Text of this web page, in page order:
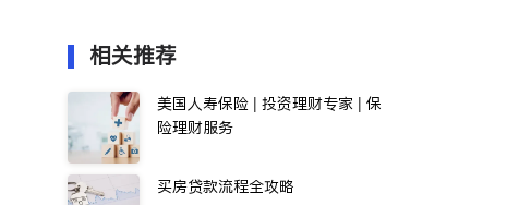
相关推荐
美国人寿保险 | 投资理财专家 | 保
险理财服务
买房贷款流程全攻略